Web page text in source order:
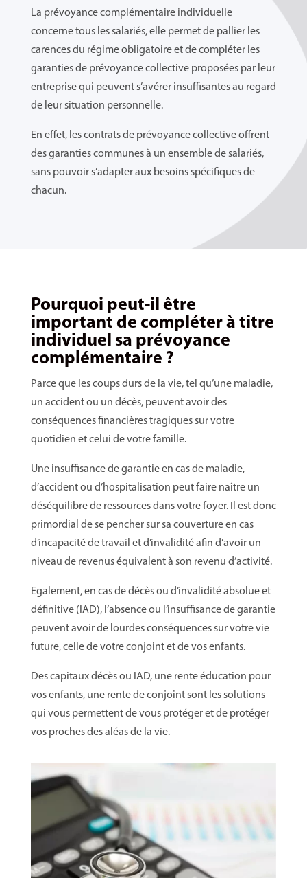
La prévoyance complémentaire individuelle
concerne tous les salariés, elle permet de pallier les
carences du régime obligatoire et de compléter les
garanties de prévoyance collective proposées par leur
entreprise qui peuvent s’avérer insuffisantes au regard
de leur situation personnelle.
En effet, les contrats de prévoyance collective offrent
des garanties communes à un ensemble de salariés,
sans pouvoir s’adapter aux besoins spécifiques de
chacun.
Pourquoi peut-il être
important de compléter à titre
individuel sa prévoyance
complémentaire ?
Parce que les coups durs de la vie, tel qu’une maladie,
un accident ou un décès, peuvent avoir des
conséquences financières tragiques sur votre
quotidien et celui de votre famille.
Une insuffisance de garantie en cas de maladie,
d’accident ou d’hospitalisation peut faire naître un
déséquilibre de ressources dans votre foyer. Il est donc
primordial de se pencher sur sa couverture en cas
d’incapacité de travail et d’invalidité afin d’avoir un
niveau de revenus équivalent à son revenu d’activité.
Egalement, en cas de décès ou d’invalidité absolue et
définitive (IAD), l’absence ou l’insuffisance de garantie
peuvent avoir de lourdes conséquences sur votre vie
future, celle de votre conjoint et de vos enfants.
Des capitaux décès ou IAD, une rente éducation pour
vos enfants, une rente de conjoint sont les solutions
qui vous permettent de vous protéger et de protéger
vos proches des aléas de la vie.